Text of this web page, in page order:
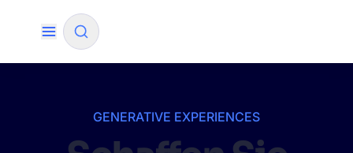
FILTER BY SOURCE
GENERATIVE EXPERIENCES